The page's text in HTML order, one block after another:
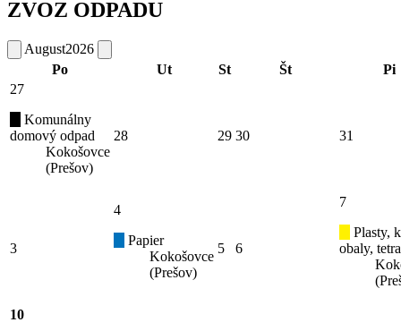
ZVOZ ODPADU
August2026
Po
Ut St Št
Pi
27
Komunálny
domový odpad
Kokošovce
(Prešov)
28 29 30 31
3
4
Papier
Kokošovce
(Prešov)
5 6
7
Plasty,
obaly,
10